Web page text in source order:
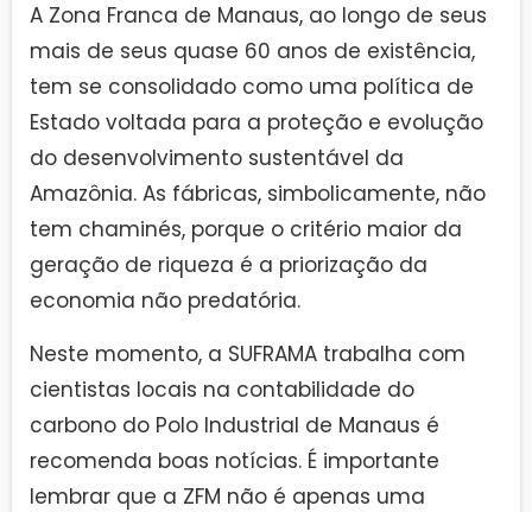
A Zona Franca de Manaus, ao longo de seus
mais de seus quase 60 anos de existência,
tem se consolidado como uma política de
Estado voltada para a proteção e evolução
do desenvolvimento sustentável da
Amazônia. As fábricas, simbolicamente, não
tem chaminés, porque o critério maior da
geração de riqueza é a priorização da
economia não predatória.
Neste momento, a SUFRAMA trabalha com
cientistas locais na contabilidade do
carbono do Polo Industrial de Manaus é
recomenda boas notícias. É importante
lembrar que a ZFM não é apenas uma